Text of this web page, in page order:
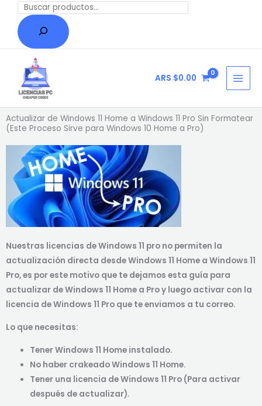
contenido
Buscar
ARS $0.00
Actualizar de Windows 11 Home a Windows 11 Pro Sin Formatear
(Este Proceso Sirve para Windows 10 Home a Pro)
Nuestras licencias de Windows 11 pro no permiten la
actualización directa desde Windows 11 Home a Windows 11
Pro, es por este motivo que te dejamos esta guía para
actualizar de Windows 11 Home a Pro y luego activar con la
licencia de Windows 11 Pro que te enviamos a tu correo.
Lo que necesitas:
Tener Windows 11 Home instalado.
No haber crakeado Windows 11 Home.
Tener una licencia de Windows 11 Pro (Para activar
después de actualizar).